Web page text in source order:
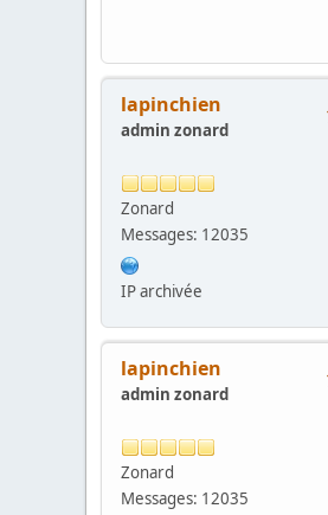
lapinchien
admin zonard
Zonard
Messages: 12035
IP archivée
lapinchien
admin zonard
Zonard
Messages: 12035